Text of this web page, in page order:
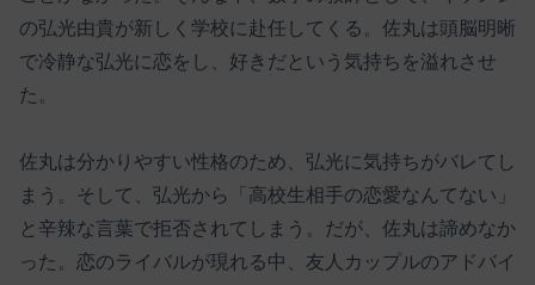
の弘光由貴が新しく学校に赴任してくる。佐丸は頭脳明晰
で冷静な弘光に恋をし、好きだという気持ちを溢れさせ
た。
佐丸は分かりやすい性格のため、弘光に気持ちがバレてし
まう。そして、弘光から「高校生相手の恋愛なんてない」
と辛辣な言葉で拒否されてしまう。だが、佐丸は諦めなか
った。恋のライバルが現れる中、友人カップルのアドバイ